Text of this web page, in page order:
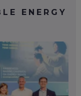
ENERGY